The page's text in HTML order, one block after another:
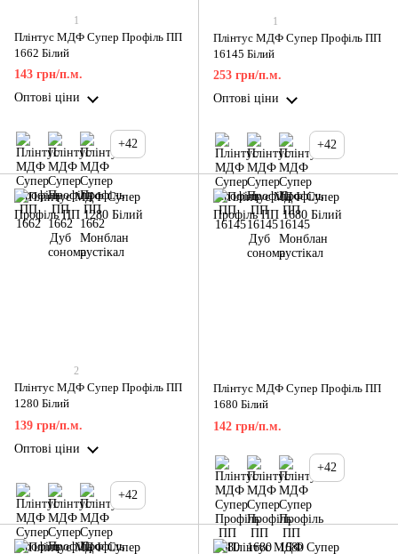
1
Плінтус МДФ Супер Профіль ПП
1662 Білий
143 грн/п.м.
Оптові ціни
+42
1
Плінтус МДФ Супер Профіль ПП
16145 Білий
253 грн/п.м.
Оптові ціни
+42
2
Плінтус МДФ Супер Профіль ПП
1280 Білий
139 грн/п.м.
Оптові ціни
+42
Плінтус МДФ Супер Профіль ПП
1680 Білий
142 грн/п.м.
+42